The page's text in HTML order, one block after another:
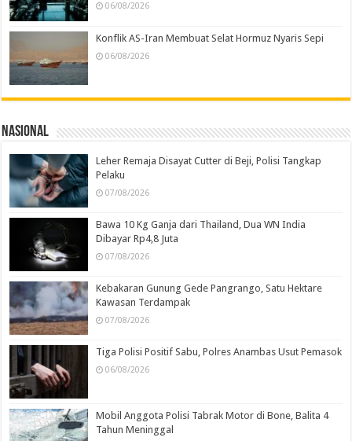
06/08/2026
Konflik AS-Iran Membuat Selat Hormuz Nyaris Sepi
06/08/2026
Nasional
Leher Remaja Disayat Cutter di Beji, Polisi Tangkap
Pelaku
07/08/2026
Bawa 10 Kg Ganja dari Thailand, Dua WN India
Dibayar Rp4,8 Juta
07/08/2026
Kebakaran Gunung Gede Pangrango, Satu Hektare
Kawasan Terdampak
07/08/2026
Tiga Polisi Positif Sabu, Polres Anambas Usut Pemasok
06/08/2026
Mobil Anggota Polisi Tabrak Motor di Bone, Balita 4
Tahun Meninggal